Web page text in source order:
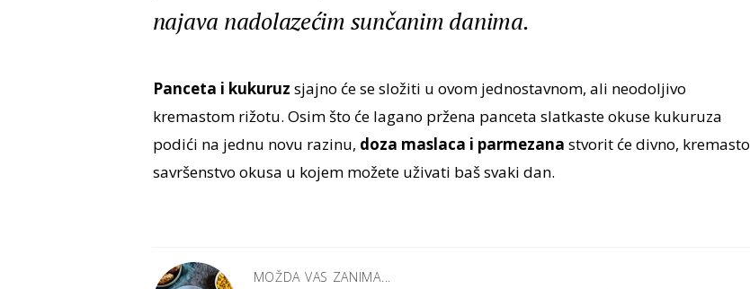
najava nadolazećim sunčanim danima.
Panceta i kukuruz sjajno će se složiti u ovom jednostavnom, ali neodoljivo
kremastom rižotu. Osim što će lagano pržena panceta slatkaste okuse kukuruza
podići na jednu novu razinu, doza maslaca i parmezana stvorit će divno, kremasto
savršenstvo okusa u kojem možete uživati baš svaki dan.
MOŽDA VAS ZANIMA...